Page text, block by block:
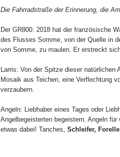
Die Fahrradstraße der Erinnerung, die
Der GR800: 2018 hat der französische
des Flusses Somme, von der Quelle in
von Somme, zu maulen. Er erstreckt
Larris: Von der Spitze dieser natürlichen
Mosaik aus Teichen, eine Verflechtung
verzaubern.
Angeln: Liebhaber eines Tages oder
Angelbegeisterten begeistern. Angeln für
etwas dabei! Tanches, Schleifer,